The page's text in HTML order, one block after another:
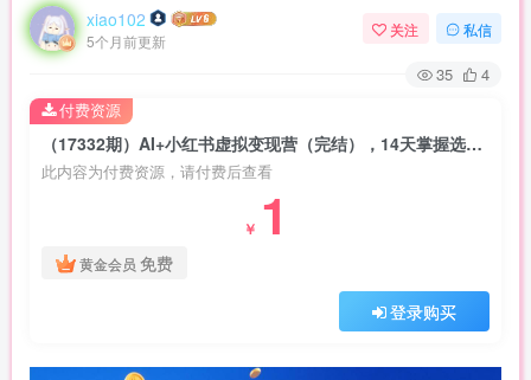
xiao102
5个月前更新
关注 私信
35 4
（17332期）AI+小红书虚拟变现营（完结），14天掌握选品、笔记、成交，打造自动化月入2w+事业
此内容为付费资源，请付费后查看
￥ 1
黄金会员 免费
登录购买
付费资源